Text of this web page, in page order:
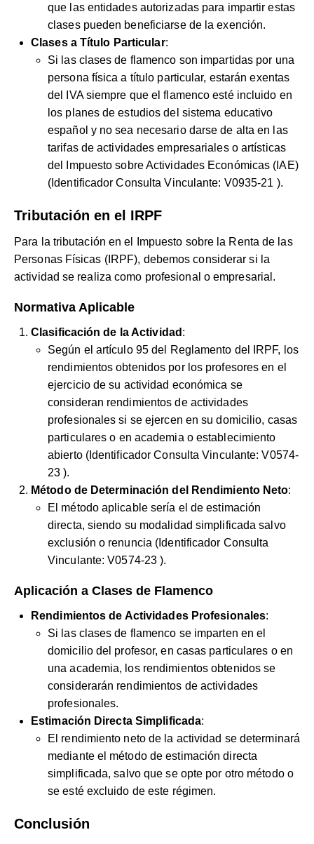
que las entidades autorizadas para impartir estas
clases pueden beneficiarse de la exención.
Clases a Título Particular:
Si las clases de flamenco son impartidas por una
persona física a título particular, estarán exentas
del IVA siempre que el flamenco esté incluido en
los planes de estudios del sistema educativo
español y no sea necesario darse de alta en las
tarifas de actividades empresariales o artísticas
del Impuesto sobre Actividades Económicas (IAE)
(Identificador Consulta Vinculante: V0935-21 ).
Tributación en el IRPF
Para la tributación en el Impuesto sobre la Renta de las
Personas Físicas (IRPF), debemos considerar si la
actividad se realiza como profesional o empresarial.
Normativa Aplicable
Clasificación de la Actividad :
Según el artículo 95 del Reglamento del IRPF, los
rendimientos obtenidos por los profesores en el
ejercicio de su actividad económica se
consideran rendimientos de actividades
profesionales si se ejercen en su domicilio, casas
particulares o en academia o establecimiento
abierto (Identificador Consulta Vinculante:V0574-
23).
Método de Determinación del Rendimiento Neto:
El método aplicable sería el de estimación
directa, siendo su modalidad simplificada salvo
exclusión o renuncia (Identificador Consulta
Vinculante:V0574-23).
Aplicación a Clases de Flamenco
Rendimientos de Actividades Profesionales:
Si las clases de flamenco se imparten en el
domicilio del profesor, en casas particulares o en
una academia, los rendimientos obtenidos se
considerarán rendimientos de actividades
profesionales.
Estimación Directa Simplificada:
El rendimiento neto de la actividad se determinará
mediante el método de estimación directa
simplificada, salvo que se opte por otro método o
se esté excluido de este régimen.
Conclusión